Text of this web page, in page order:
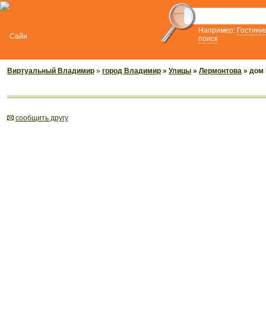
Например:
поиск
Виртуальный Владимир » город Владимир » Улицы » Лермонтова » дом
cообщить другу